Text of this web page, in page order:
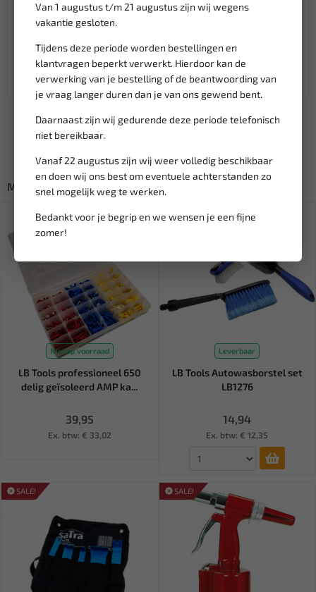
Van 1 augustus t/m 21 augustus zijn wij wegens
vakantie gesloten.
Tijdens deze periode worden bestellingen en
klantvragen beperkt verwerkt. Hierdoor kan de
verwerking van je bestelling of de beantwoording van
je vraag langer duren dan je van ons gewend bent.
Daarnaast zijn wij gedurende deze periode telefonisch
niet bereikbaar.
Vanaf 22 augustus zijn wij weer volledig beschikbaar
en doen wij ons best om eventuele achterstanden zo
snel mogelijk weg te werken.
Bedankt voor je begrip en we wensen je een fijne
zomer!
Klantenservice,
werkdagen van 9:00 tot 17:00 uur
Veilig online betalen met
Groot assortiment,wekelijks nieuwe producten
Lage verzendkosten NL€ 6,95
vanaf € 75gratis verzending
Misschien ook interessant:
Niet op voorraad
LB Tools professioneel 650
delig geïsoleerd AMP ka...
39,95
Ex. btw: € 33,02
Leverbaar
LB Tools Autowasborstel set
LB1276
14,94
Ex. btw: € 12,35
SALE! SALE!